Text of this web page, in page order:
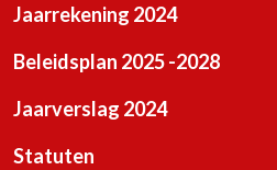
Jaarrekening 2024
Beleidsplan 2025 -2028
Jaarverslag 2024
Statuten